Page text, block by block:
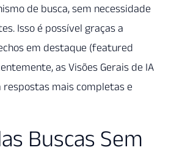
de busca, sem necessidade
Isso é possível graças a
em destaque (featured
as Visões Gerais de IA
respostas mais completas e
Buscas Sem